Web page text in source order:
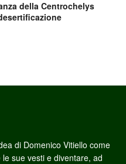
della Centrochelys
di Domenico Vitiello come
sue vesti e diventare, ad